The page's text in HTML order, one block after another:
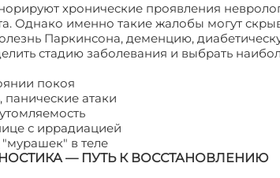
хронические проявления
Однако именно такие жалобы могут
Паркинсона, деменцию,
стадию заболевания и выбрать
покоя
атаки
с иррадиацией
в теле
— ПУТЬ К ВОССТАНОВЛЕНИЮ